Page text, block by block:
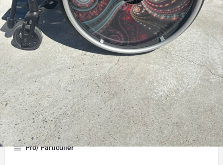
Appeler Envoyer un message Envoyer un
Gallerie
Pro/ Particulier